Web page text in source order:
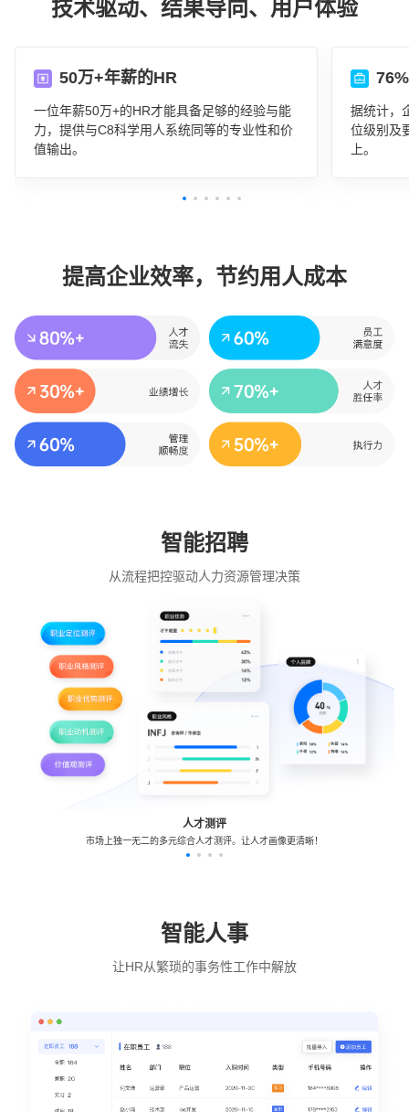
技术驱动、结果导向、用户体验
50万+年薪的HR
一位年薪50万+的HR才能具备足够的经验与能
力，提供与C8科学用人系统同等的专业性和价
值输出。
据统计，
位级别及
上。
提高企业效率，节约用人成本
智能招聘
从流程把控驱动人力资源管理决策
人才测评
市场上独一无二的多元综合人才测评。让人才画像更清晰！
智能人事
让HR从繁琐的事务性工作中解放